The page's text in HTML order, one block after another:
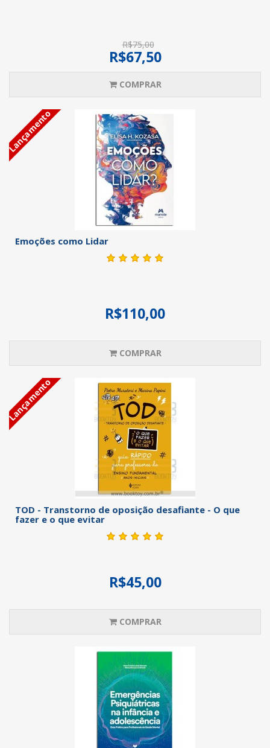
R$75,00
R$67,50
COMPRAR
Lançamento
Emoções como Lidar
R$110,00
COMPRAR
Lançamento
TOD - Transtorno de oposição desafiante - O que
fazer e o que evitar
R$45,00
COMPRAR